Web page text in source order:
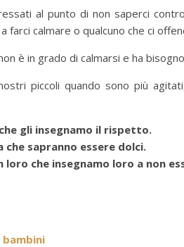
al punto di non saperci
farci calmare o qualcuno che ci
è in grado di calmarsi e ha
piccoli quando sono più
gli insegnamo il rispetto.
che sapranno essere dolci.
loro che insegnamo loro a non